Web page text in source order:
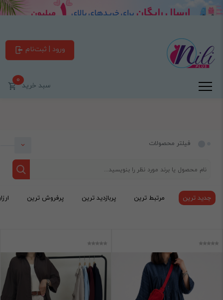
ورود | ثبت‌نام
سبد خرید0
فیلتر محصولات
دسته بندی
لباس راحتی
شومیز و تونیک
شلوار
محصولات تخفیفی
زمستانه
جدید ترین مرتبط ترین پربازدید ترین پرفروش ترین